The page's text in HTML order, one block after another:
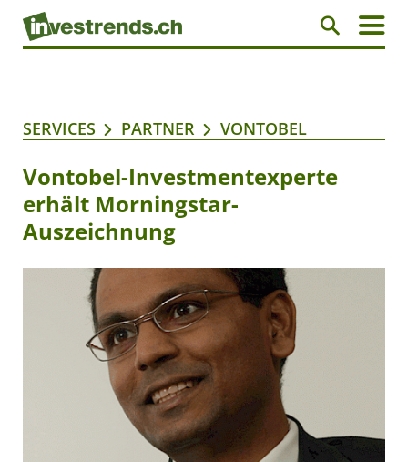
SERVICES PARTNER VONTOBEL
Vontobel-Investmentexperte
erhält Morningstar-
Auszeichnung